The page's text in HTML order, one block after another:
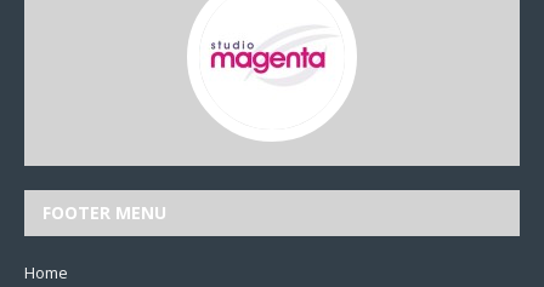
FOOTER MENU
Home